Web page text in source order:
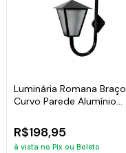
Luminária Romana Braço
Curvo Parede Alumínio
R$198,95
à vista no Pix ou Boleto